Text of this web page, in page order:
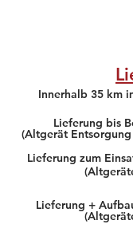
Innerhalb 35 km
Lieferung bis
(Altgerät
Lieferung zum
Lieferung +